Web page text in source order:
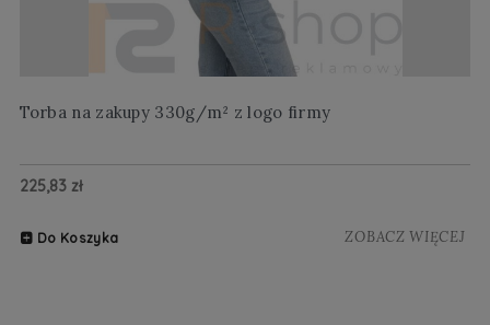
Torba na zakupy 330g/m² z logo firmy
225,83 zł
Do Koszyka ZOBACZ WIĘCEJ